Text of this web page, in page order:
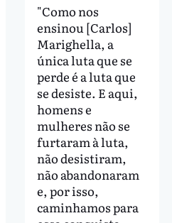
"Como nos
ensinou [Carlos]
Marighella, a
única luta que se
perde é a luta que
se desiste. E aqui,
homens e
mulheres não se
furtaram à luta,
não desistiram,
não abandonaram
e, por isso,
caminhamos para